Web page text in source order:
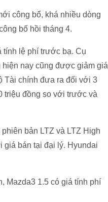
công bố, khá nhiều dòng
bố hồi tháng 4.
tính lệ phí trước bạ. Cụ
nay cũng được giảm giá
Tài chính đưa ra đối với 3
triệu đồng so với trước và
bản LTZ và LTZ High
giá bán tại đại lý. Hyundai
Mazda3 1.5 có giá tính phí